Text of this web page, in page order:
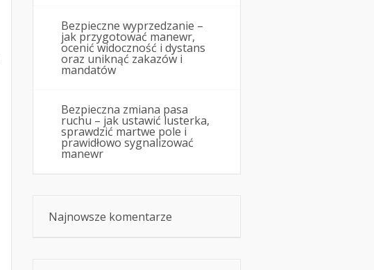
Bezpieczne wyprzedzanie –
jak przygotować manewr,
ocenić widoczność i dystans
oraz uniknąć zakazów i
mandatów
Bezpieczna zmiana pasa
ruchu – jak ustawić lusterka,
sprawdzić martwe pole i
prawidłowo sygnalizować
manewr
Najnowsze komentarze